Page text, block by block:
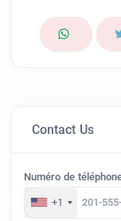
Contact Us
Numéro de
+1